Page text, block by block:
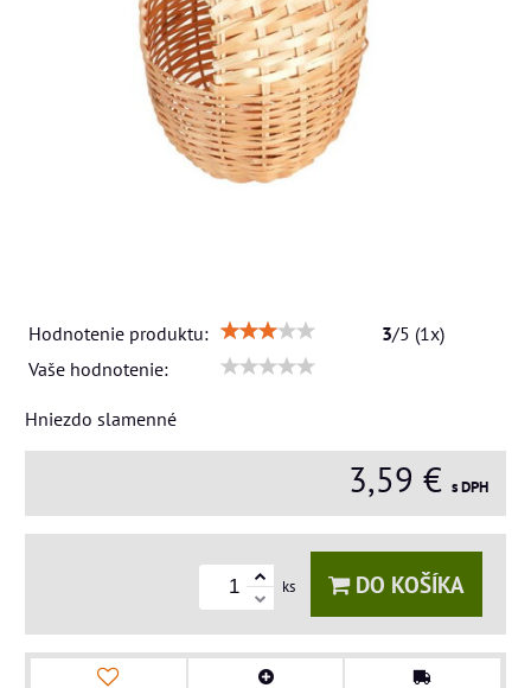
Hodnotenie produktu: 3/5 (1x)
Vaše hodnotenie:
Hniezdo slamenné
3,59 € s DPH
ks DO KOŠÍKA